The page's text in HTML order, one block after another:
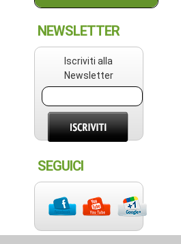
NEWSLETTER
Iscriviti alla
Newsletter
SEGUICI